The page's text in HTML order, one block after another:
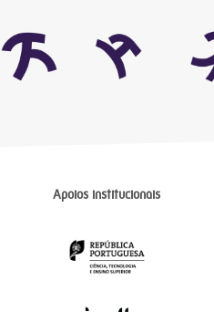
Apoios institucionais